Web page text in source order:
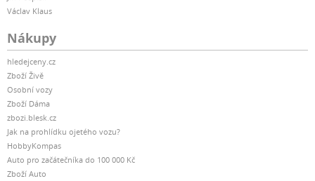
Václav Klaus
Nákupy
hledejceny.cz
Zboží Živě
Osobní vozy
Zboží Dáma
zbozi.blesk.cz
Jak na prohlídku ojetého vozu?
HobbyKompas
Auto pro začátečníka do 100 000 Kč
Zboží Auto